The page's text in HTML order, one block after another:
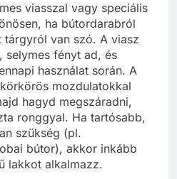
viasszal vagy speciális
ha bútordarabról
tárgyról van szó. A viasz
selymes fényt ad, és
használat során. A
mozdulatokkal
hagyd megszáradni,
ronggyal. Ha tartósabb,
szükség (pl.
bútor), akkor inkább
lakkot alkalmazz.